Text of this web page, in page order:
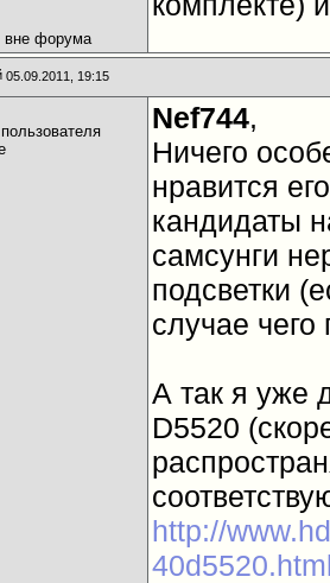
05.09.2011, 19:15
Nef744,
Ничего
нравится
кандидаты
самсунги
подсветки
случае
А так я уже
D5520
http://